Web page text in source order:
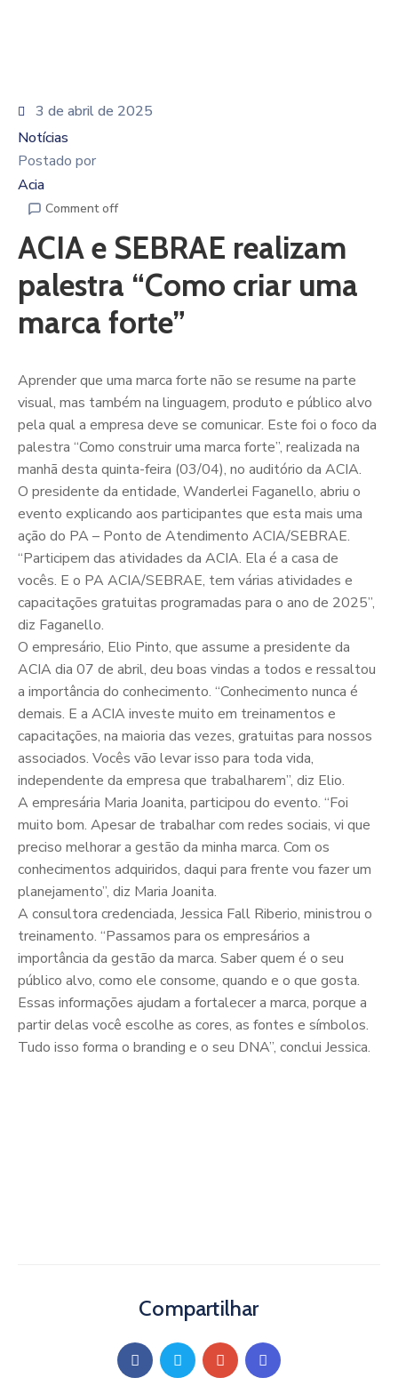
3 de abril de 2025
Notícias
Postado por
Acia
Comment off
ACIA e SEBRAE realizam
palestra “Como criar uma
marca forte”
Aprender que uma marca forte não se resume na parte
visual, mas também na linguagem, produto e público alvo
pela qual a empresa deve se comunicar. Este foi o foco da
palestra “Como construir uma marca forte”, realizada na
manhã desta quinta-feira (03/04), no auditório da ACIA.
O presidente da entidade, Wanderlei Faganello, abriu o
evento explicando aos participantes que esta mais uma
ação do PA – Ponto de Atendimento ACIA/SEBRAE.
“Participem das atividades da ACIA. Ela é a casa de
vocês. E o PA ACIA/SEBRAE, tem várias atividades e
capacitações gratuitas programadas para o ano de 2025”,
diz Faganello.
O empresário, Elio Pinto, que assume a presidente da
ACIA dia 07 de abril, deu boas vindas a todos e ressaltou
a importância do conhecimento. “Conhecimento nunca é
demais. E a ACIA investe muito em treinamentos e
capacitações, na maioria das vezes, gratuitas para nossos
associados. Vocês vão levar isso para toda vida,
independente da empresa que trabalharem”, diz Elio.
A empresária Maria Joanita, participou do evento. “Foi
muito bom. Apesar de trabalhar com redes sociais, vi que
preciso melhorar a gestão da minha marca. Com os
conhecimentos adquiridos, daqui para frente vou fazer um
planejamento”, diz Maria Joanita.
A consultora credenciada, Jessica Fall Riberio, ministrou o
treinamento. “Passamos para os empresários a
importância da gestão da marca. Saber quem é o seu
público alvo, como ele consome, quando e o que gosta.
Essas informações ajudam a fortalecer a marca, porque a
partir delas você escolhe as cores, as fontes e símbolos.
Tudo isso forma o branding e o seu DNA”, conclui Jessica.
Compartilhar